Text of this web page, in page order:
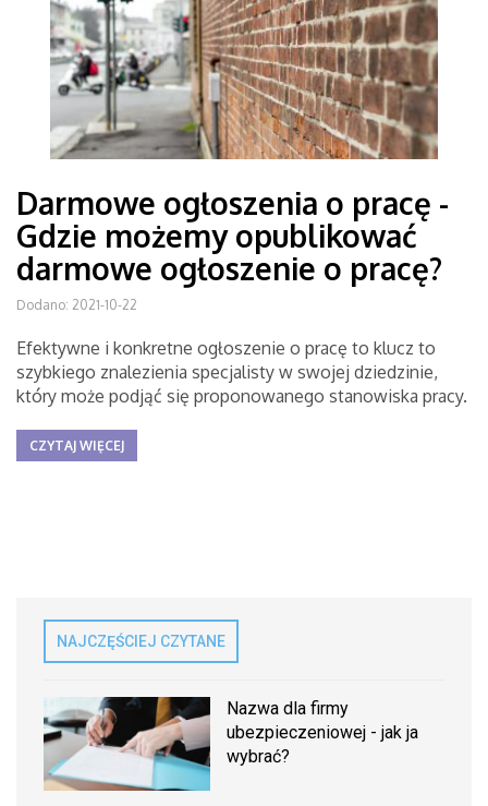
Darmowe ogłoszenia o pracę -
Gdzie możemy opublikować
darmowe ogłoszenie o pracę?
Dodano: 2021-10-22
Efektywne i konkretne ogłoszenie o pracę to klucz to
szybkiego znalezienia specjalisty w swojej dziedzinie,
który może podjąć się proponowanego stanowiska pracy.
CZYTAJ WIĘCEJ
NAJCZĘŚCIEJ CZYTANE
Nazwa dla firmy
ubezpieczeniowej - jak ja
wybrać?